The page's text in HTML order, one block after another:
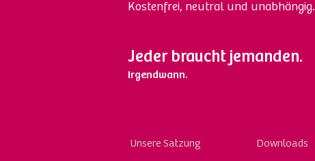
Kostenfrei, neutral und unabhängig.
Jeder braucht jemanden.
Irgendwann.
Skip
Unsere Satzung Downloads